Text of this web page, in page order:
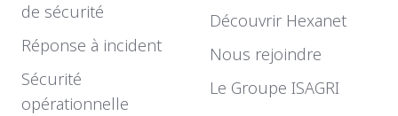
de sécurité
Réponse à incident
Sécurité
opérationnelle
Découvrir Hexanet
Nous rejoindre
Le Groupe ISAGRI